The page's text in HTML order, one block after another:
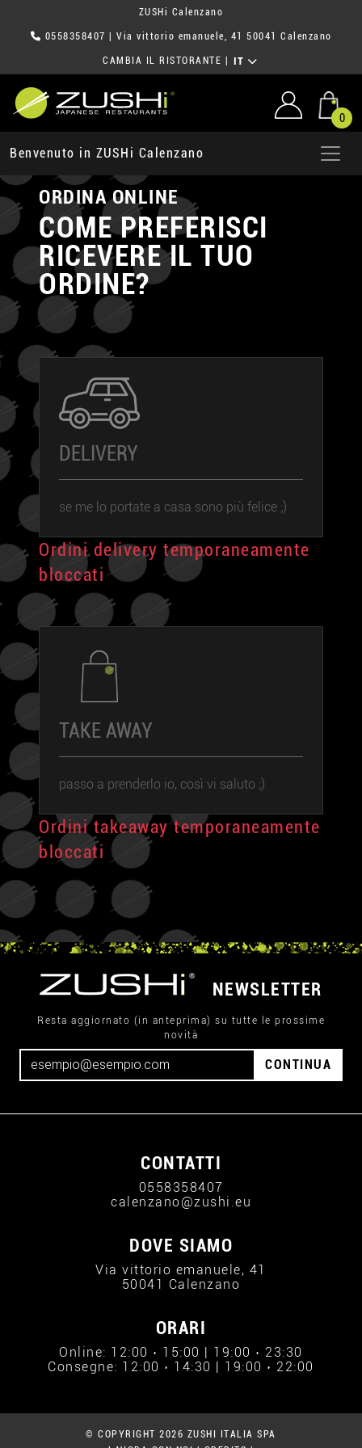
ZUSHi Calenzano
0558358407 | Via vittorio emanuele, 41 50041 Calenzano
CAMBIA IL RISTORANTE IT
0
Benvenuto in ZUSHi Calenzano
ORDINA ONLINE
COME PREFERISCI
RICEVERE IL TUO
ORDINE?
DELIVERY
se me lo portate a casa sono più felice ;)
Ordini delivery temporaneamente
bloccati
TAKE AWAY
passo a prenderlo io, così vi saluto ;)
Ordini takeaway temporaneamente
bloccati
NEWSLETTER
Resta aggiornato (in anteprima) su tutte le prossime
novità
CONTINUA
CONTATTI
0558358407
calenzano@zushi.eu
DOVE SIAMO
Via vittorio emanuele, 41
50041 Calenzano
ORARI
Online: 12:00 › 15:00 | 19:00 › 23:30
Consegne: 12:00 › 14:30 | 19:00 › 22:00
© COPYRIGHT 2026 ZUSHI ITALIA SPA